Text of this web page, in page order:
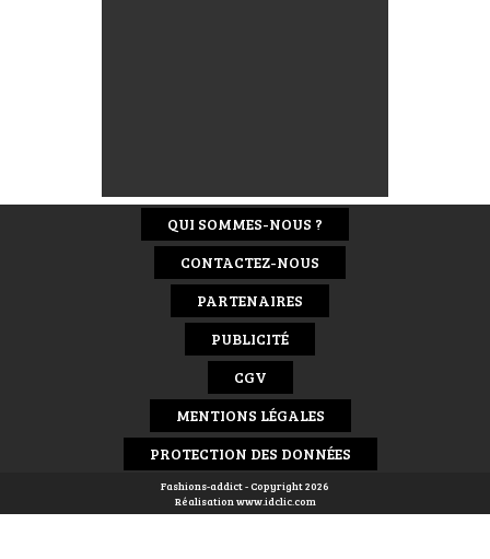
QUI SOMMES-NOUS ?
CONTACTEZ-NOUS
PARTENAIRES
PUBLICITÉ
CGV
MENTIONS LÉGALES
PROTECTION DES DONNÉES
Fashions-addict - Copyright 2026
Réalisationwww.idclic.com